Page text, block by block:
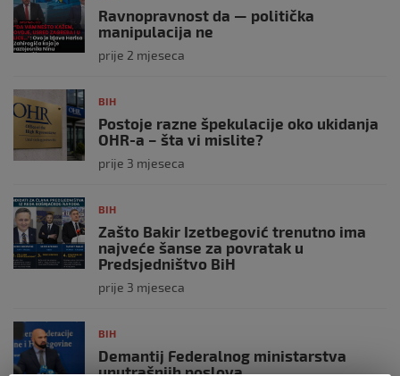
Ravnopravnost da — politička
manipulacija ne
prije 2 mjeseca
BIH
Postoje razne špekulacije oko ukidanja
OHR-a – šta vi mislite?
prije 3 mjeseca
BIH
Zašto Bakir Izetbegović trenutno ima
najveće šanse za povratak u
Predsjedništvo BiH
prije 3 mjeseca
BIH
Demantij Federalnog ministarstva
unutrašnjih poslova